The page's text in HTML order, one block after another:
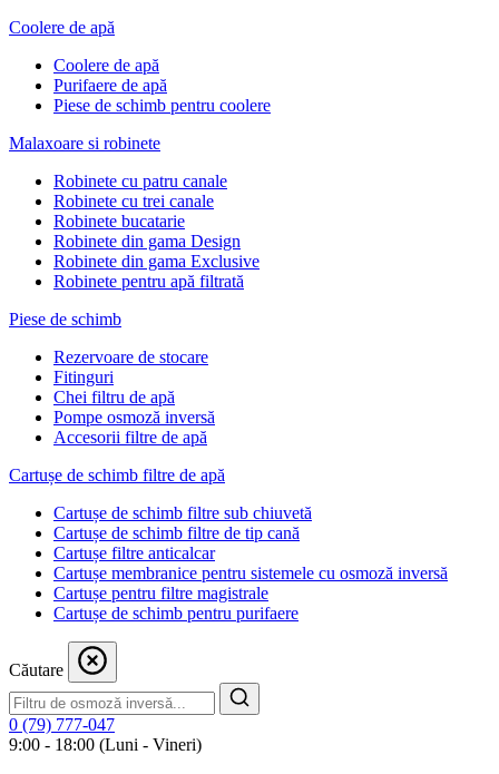
Coolere de apă
Сoolere de apă
Purifaere de apă
Piese de schimb pentru coolere
Malaxoare si robinete
Robinete cu patru canale
Robinete cu trei canale
Robinete bucatarie
Robinete din gama Design
Robinete din gama Exclusive
Robinete pentru apă filtrată
Piese de schimb
Rezervoare de stocare
Fitinguri
Chei filtru de apă
Pompe osmoză inversă
Accesorii filtre de apă
Cartușe de schimb filtre de apă
Cartușe de schimb filtre sub chiuvetă
Cartușe de schimb filtre de tip cană
Cartușe filtre anticalcar
Cartușe membranice pentru sistemele cu osmoză inversă
Cartușe pentru filtre magistrale
Cartușe de schimb pentru purifaere
Căutare
0 (79) 777-047
9:00 - 18:00 (Luni - Vineri)